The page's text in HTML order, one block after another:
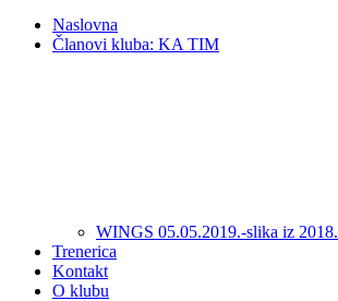
Naslovna
Članovi kluba: KA TIM
WINGS 05.05.2019.-slika iz 2018.
Trenerica
Kontakt
O klubu